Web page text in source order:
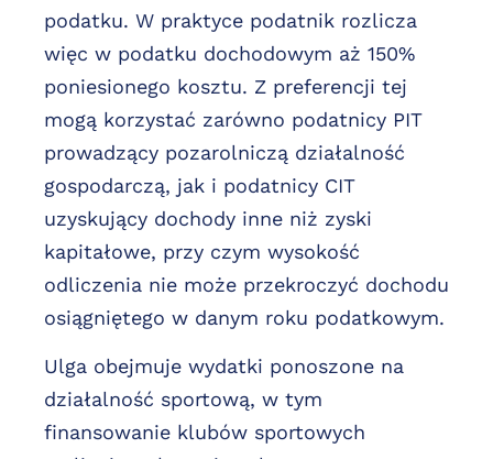
podatku. W praktyce podatnik rozlicza
więc w podatku dochodowym aż 150%
poniesionego kosztu. Z preferencji tej
mogą korzystać zarówno podatnicy PIT
prowadzący pozarolniczą działalność
gospodarczą, jak i podatnicy CIT
uzyskujący dochody inne niż zyski
kapitałowe, przy czym wysokość
odliczenia nie może przekroczyć dochodu
osiągniętego w danym roku podatkowym.
Ulga obejmuje wydatki ponoszone na
działalność sportową, w tym
finansowanie klubów sportowych